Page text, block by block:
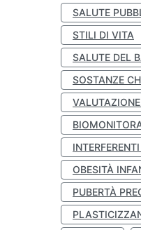
SALUTE
STILI DI VITA
SALUTE DEL
SOSTANZE
OBESITÀ
PUBERTÀ